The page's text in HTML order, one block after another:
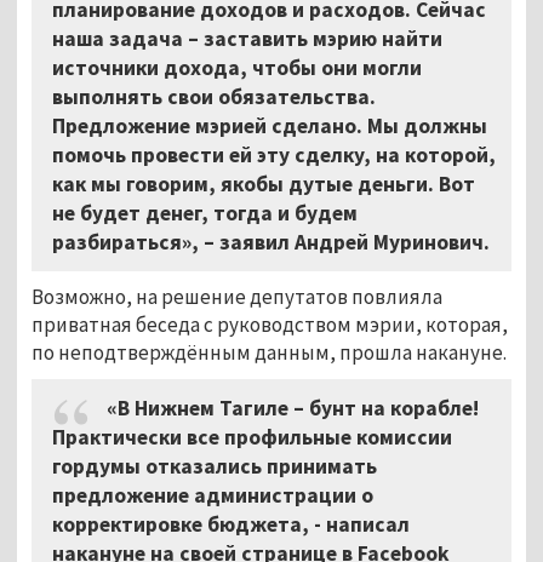
планирование доходов и расходов. Сейчас
наша задача – заставить мэрию найти
источники дохода, чтобы они могли
выполнять свои обязательства.
Предложение мэрией сделано. Мы должны
помочь провести ей эту сделку, на которой,
как мы говорим, якобы дутые деньги. Вот
не будет денег, тогда и будем
разбираться», – заявил Андрей Муринович.
Возможно, на решение депутатов повлияла
приватная беседа с руководством мэрии, которая,
по неподтверждённым данным, прошла накануне.
«В Нижнем Тагиле – бунт на корабле!
Практически все профильные комиссии
гордумы отказались принимать
предложение администрации о
корректировке бюджета, - написал
накануне на своей странице в Facebook